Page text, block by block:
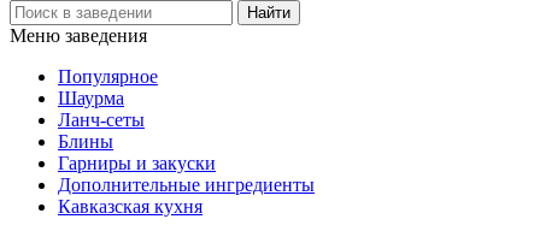
Меню заведения
Популярное
Шаурма
Ланч-сеты
Блины
Гарниры и закуски
Дополнительные ингредиенты
Кавказская кухня